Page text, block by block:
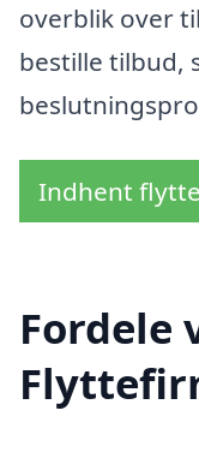
overblik over
bestille tilbud,
Indhent
Fordele